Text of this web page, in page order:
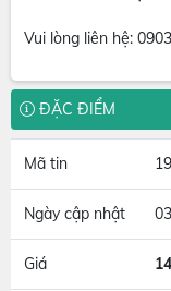
Vui lòng liên hệ:
ĐẶC ĐIỂM
Mã tin
Ngày cập nhật
Giá